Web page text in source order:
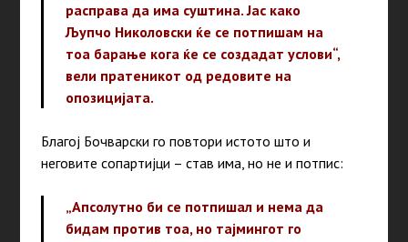
расправа да има суштина. Јас како
Љупчо Николовски ќе се потпишам на
тоа барање кога ќе се создадат услови“,
вели пратеникот од редовите на
опозицијата.
Благој Бочварски го повтори истото што и
неговите сопартијци – став има, но не и потпис:
„Апсолутно би се потпишал и нема да
бидам против тоа, но тајмингот го